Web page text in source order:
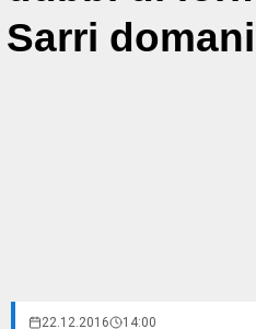
Sarri domani
22.12.2016 14:00